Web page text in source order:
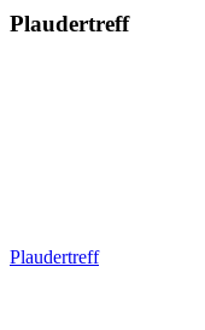
Plaudertreff
Plaudertreff